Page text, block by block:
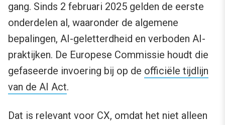
gang. Sinds 2 februari 2025 gelden de eerste
onderdelen al, waaronder de algemene
bepalingen, AI-geletterdheid en verboden AI-
praktijken. De Europese Commissie houdt die
gefaseerde invoering bij op de officiële tijdlijn
van de AI Act.
Dat is relevant voor CX, omdat het niet alleen